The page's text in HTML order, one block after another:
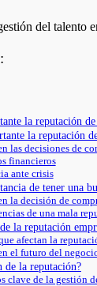
la reputación de
la reputación
las decisiones de
financieros
ante crisis
de tener una
la decisión de
de una mala
la reputación
afectan la
el futuro del
de la reputación?
clave de la gestión